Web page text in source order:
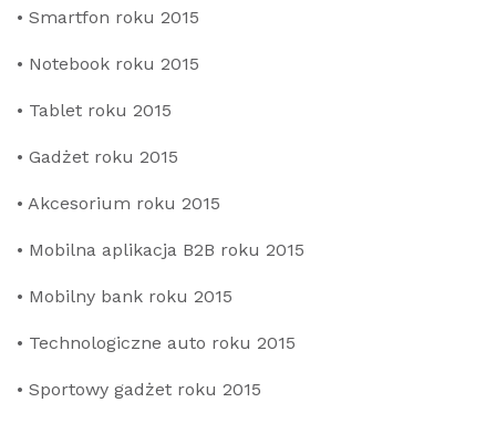
• Smartfon roku 2015
• Notebook roku 2015
• Tablet roku 2015
• Gadżet roku 2015
• Akcesorium roku 2015
• Mobilna aplikacja B2B roku 2015
• Mobilny bank roku 2015
• Technologiczne auto roku 2015
• Sportowy gadżet roku 2015